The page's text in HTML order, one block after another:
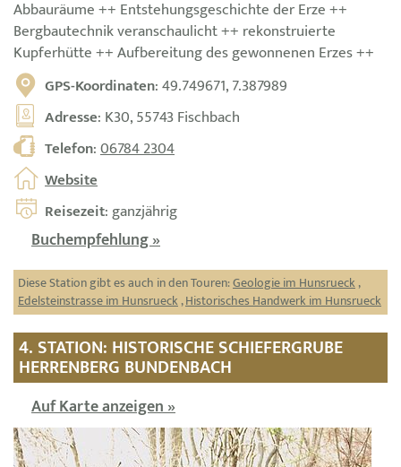
Abbauräume ++ Entstehungsgeschichte der Erze ++
Bergbautechnik veranschaulicht ++ rekonstruierte
Kupferhütte ++ Aufbereitung des gewonnenen Erzes ++
GPS-Koordinaten: 49.749671, 7.387989
Adresse: K30, 55743 Fischbach
Telefon:06784 2304
Website
Reisezeit: ganzjährig
Buchempfehlung »
Diese Station gibt es auch in den Touren:Geologie im Hunsrueck,
Edelsteinstrasse im Hunsrueck,Historisches Handwerk im Hunsrueck
4. STATION: HISTORISCHE SCHIEFERGRUBE
HERRENBERG BUNDENBACH
Auf Karte anzeigen »